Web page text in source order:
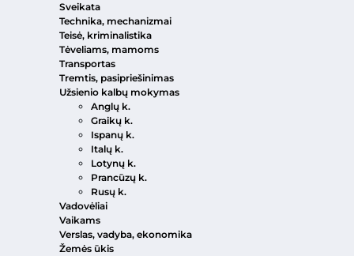
Sveikata
Technika, mechanizmai
Teisė, kriminalistika
Tėveliams, mamoms
Transportas
Tremtis, pasipriešinimas
Užsienio kalbų mokymas
Anglų k.
Graikų k.
Ispanų k.
Italų k.
Lotynų k.
Prancūzų k.
Rusų k.
Vadovėliai
Vaikams
Verslas, vadyba, ekonomika
Žemės ūkis